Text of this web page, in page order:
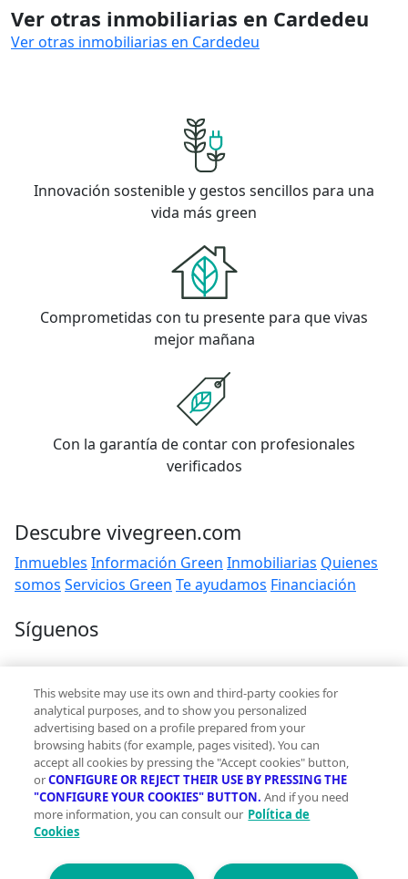
Ver otras inmobiliarias en Cardedeu
Ver otras inmobiliarias en Cardedeu
Innovación sostenible y gestos sencillos para una
vida más green
Comprometidas con tu presente para que vivas
mejor mañana
Con la garantía de contar con profesionales
verificados
Descubre vivegreen.com
Inmuebles Información Green Inmobiliarias Quienes
somos Servicios Green Te ayudamos Financiación
Síguenos
Contacto
hola@vivegreen.com
Aviso Legal
Condiciones de uso
Politica de privacidad
This website may use its own and third-party cookies for
analytical purposes, and to show you personalized
advertising based on a profile prepared from your
browsing habits (for example, pages visited). You can
accept all cookies by pressing the "Accept cookies" button,
orCONFIGURE OR REJECT THEIR USE BY PRESSING THE
"CONFIGURE YOUR COOKIES" BUTTON. And if you need
more information, you can consult our Política de
Cookies